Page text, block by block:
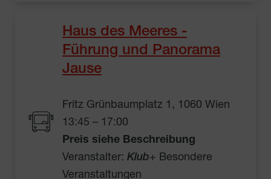
Haus des Meeres -
Führung und Panorama
Jause
Fritz Grünbaumplatz 1, 1060 Wien
13:45 – 17:00
Preis siehe Beschreibung
Veranstalter: Klub+ Besondere
Veranstaltungen